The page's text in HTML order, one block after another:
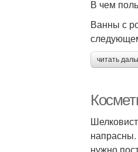
В чем
Ванны с
читать